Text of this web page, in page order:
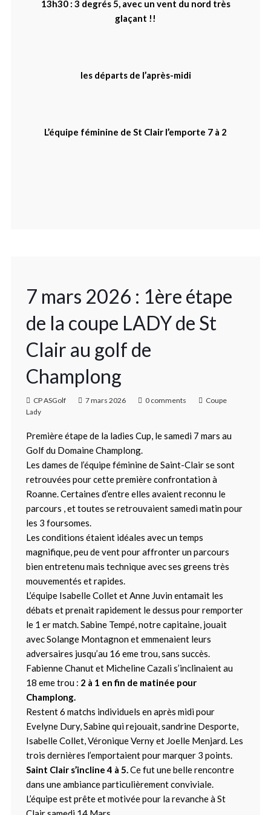
13h30 : 3 degrés 5, avec un vent du nord très
glaçant !!
les départs de l’après-midi
L’équipe féminine de St Clair l’emporte 7 à 2
7 mars 2026 : 1ère étape
de la coupe LADY de St
Clair au golf de
Champlong
CP ASGolf 7 mars 2026 0 comments
Coupe
Lady
Première étape de la ladies Cup, le samedi 7 mars au
Golf du Domaine Champlong.
Les dames de l’équipe féminine de Saint-Clair se sont
retrouvées pour cette première confrontation à
Roanne. Certaines d’entre elles avaient reconnu le
parcours , et toutes se retrouvaient samedi matin pour
les 3 foursomes.
Les conditions étaient idéales avec un temps
magnifique, peu de vent pour affronter un parcours
bien entretenu mais technique avec ses greens très
mouvementés et rapides.
L’équipe Isabelle Collet et Anne Juvin entamait les
débats et prenait rapidement le dessus pour remporter
le 1 er match. Sabine Tempé, notre capitaine, jouait
avec Solange Montagnon et emmenaient leurs
adversaires jusqu’au 16 eme trou, sans succès.
Fabienne Chanut et Micheline Cazali s’inclinaient au
18 eme trou : 2 à 1 en fin de matinée pour
Champlong.
Restent 6 matchs individuels en après midi pour
Evelyne Dury, Sabine qui rejouait, sandrine Desporte,
Isabelle Collet, Véronique Verny et Joelle Menjard. Les
trois dernières l’emportaient pour marquer 3 points.
Saint Clair s’incline 4 à 5.Ce fut une belle rencontre
dans une ambiance particulièrement conviviale.
L’équipe est prête et motivée pour la revanche à St